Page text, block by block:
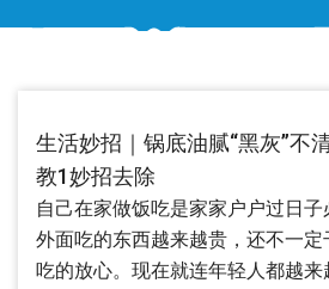
生活妙招｜锅底油腻“黑灰”不
教1妙招去除
自己在家做饭吃是家家户户过日
外面吃的东西越来越贵，还不一
吃的放心。现在就连年轻人都越